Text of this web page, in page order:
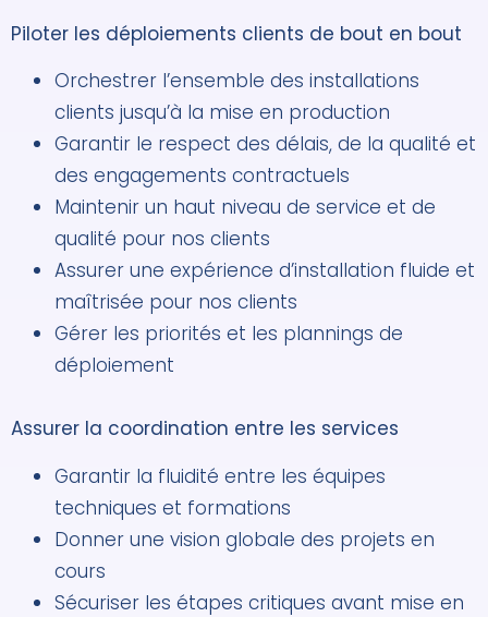
Piloter les déploiements clients de bout en bout
Orchestrer l’ensemble des installations
clients jusqu’à la mise en production
Garantir le respect des délais, de la qualité et
des engagements contractuels
Maintenir un haut niveau de service et de
qualité pour nos clients
Assurer une expérience d’installation fluide et
maîtrisée pour nos clients
Gérer les priorités et les plannings de
déploiement
Assurer la coordination entre les services
Garantir la fluidité entre les équipes
techniques et formations
Donner une vision globale des projets en
cours
Sécuriser les étapes critiques avant mise en